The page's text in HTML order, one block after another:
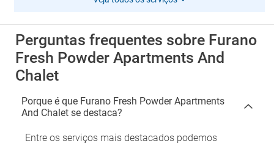
Perguntas frequentes sobre Furano
Fresh Powder Apartments And
Chalet
Porque é que Furano Fresh Powder Apartments
And Chalet se destaca?
Entre os serviços mais destacados podemos